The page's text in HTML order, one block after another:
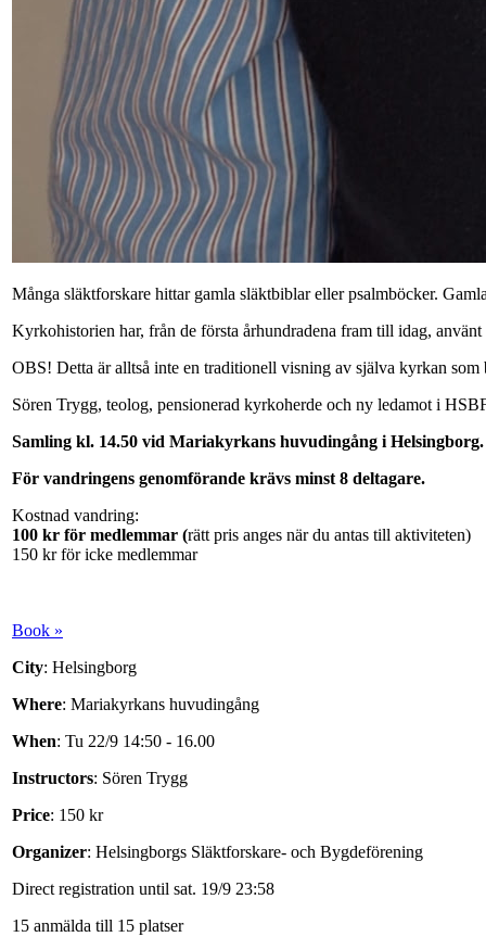
Många släktforskare hittar gamla släktbiblar eller psalmböcker.
Kyrkohistorien har, från de första århundradena fram till idag,
OBS! Detta är alltså inte en traditionell visning av själva kyrkan som
Sören Trygg, teolog, pensionerad kyrkoherde och ny ledamot i
Samling kl. 14.50 vid Mariakyrkans huvudingång i Helsingborg.
För vandringens genomförande krävs minst 8 deltagare.
Kostnad vandring:
100 kr för medlemmar (rätt pris anges när du antas till aktiviteten)
150 kr för icke medlemmar
Book »
City: Helsingborg
Where: Mariakyrkans huvudingång
When: Tu 22/9 14:50 - 16.00
Instructors: Sören Trygg
Price: 150 kr
Organizer: Helsingborgs Släktforskare- och Bygdeförening
Direct registration until sat. 19/9 23:58
15 anmälda till 15 platser